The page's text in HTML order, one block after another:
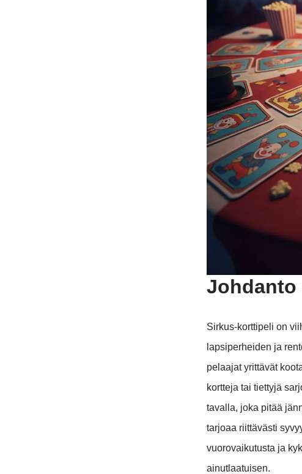
Johdanto
Sirkus-korttipeli on
lapsiperheiden ja
pelaajat yrittävät
kortteja tai tiettyjä
tavalla, joka pitää
tarjoaa riittävästi
vuorovaikutusta ja
ainutlaatuisen.